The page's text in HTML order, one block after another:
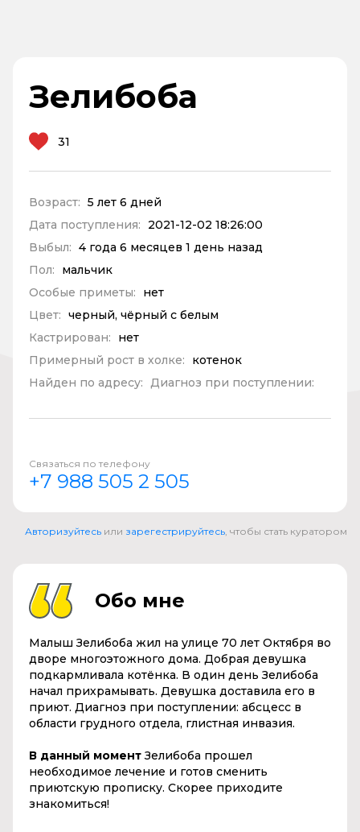
Зелибоба
31
Возраст: 5 лет 6 дней
Дата поступления:
2021-12-02 18:26:00
Выбыл: 4 года 6 месяцев 1 день назад
Пол:
мальчик
Особые приметы:
нет
Цвет: черный, чёрный с белым
Кастрирован:
нет
Примерный рост в холке:
котенок
Найден по адресу: Диагноз при поступлении:
Связаться по телефону
+7 988 505 2 505
Авторизуйтесь или зарегестрируйтесь , чтобы стать куратором
Обо мне
Малыш Зелибоба жил на улице 70 лет Октября во
дворе многоэтожного дома. Добрая девушка
подкармливала котёнка. В один день Зелибоба
начал прихрамывать. Девушка доставила его в
приют. Диагноз при поступлении: абсцесс в
области грудного отдела, глистная инвазия.
В данный моментЗелибоба прошел
необходимое лечение и готов сменить
приютскую прописку. Скорее приходите
знакомиться!